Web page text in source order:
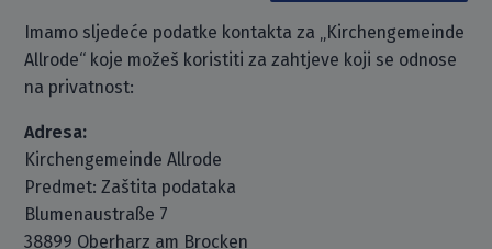
Imamo sljedeće podatke kontakta za „Kirchengemeinde
Allrode“ koje možeš koristiti za zahtjeve koji se odnose
na privatnost:
Adresa:
Kirchengemeinde Allrode
Predmet: Zaštita podataka
Blumenaustraße 7
38899 Oberharz am Brocken